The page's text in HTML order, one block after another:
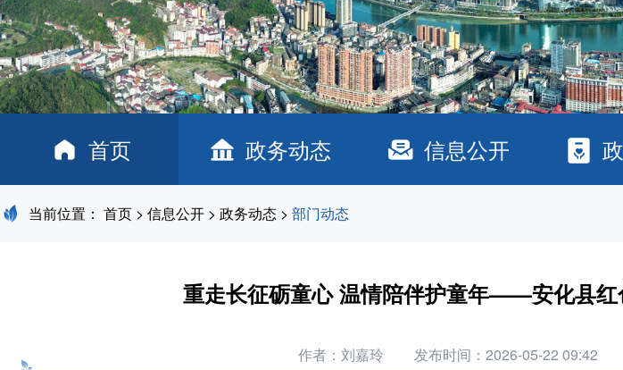
首页 政务动态 信息公开
当前位置： 首页 > 信息公开 > 政务动态 > 部门动态
重走长征砺童心 温情陪伴护童年——安化县红
作者：刘嘉玲 发布时间：2026-05-22 09:42